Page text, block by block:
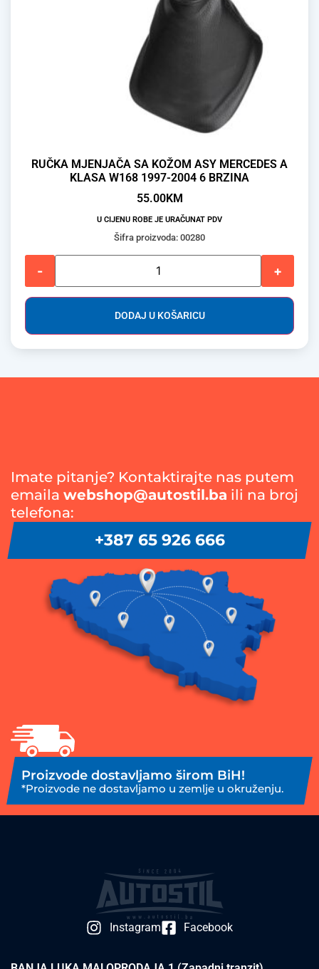
RUČKA MJENJAČA SA KOŽOM ASY MERCEDES A
KLASA W168 1997-2004 6 BRZINA
55.00KM
U CIJENU ROBE JE URAČUNAT PDV
Šifra proizvoda: 00280
- +
DODAJ U KOŠARICU
Imate pitanje? Kontaktirajte nas putem
emaila webshop@autostil.ba ili na broj
telefona:
+387 65 926 666
Proizvode dostavljamo širom BiH!
*Proizvode ne dostavljamo u zemlje u okruženju.
Instagram Facebook